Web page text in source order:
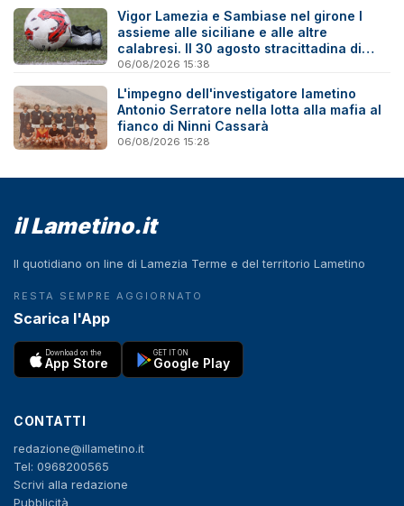
Vigor Lamezia e Sambiase nel girone I
assieme alle siciliane e alle altre
calabresi. Il 30 agosto stracittadina di
Coppa Italia
06/08/2026 15:38
L'impegno dell'investigatore lametino
Antonio Serratore nella lotta alla mafia al
fianco di Ninni Cassarà
06/08/2026 15:28
il Lametino.it
Il quotidiano on line di Lamezia Terme e del territorio Lametino
RESTA SEMPRE AGGIORNATO
Scarica l'App
Download on the
App Store
GET IT ON
Google Play
CONTATTI
redazione@illametino.it
Tel: 0968200565
Scrivi alla redazione
Pubblicità